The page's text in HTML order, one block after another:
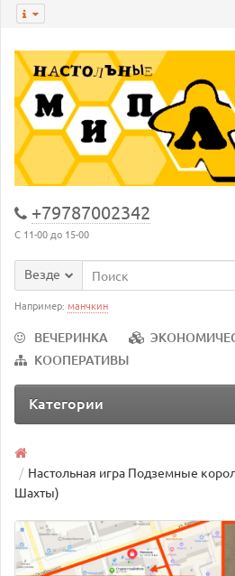
+79787002342
С 11-00 до 15-00
Везде
Например: манчкин
ВЕЧЕРИНКА
КООПЕРАТИВЫ
Категории
Настольная игра Подземные
Шахты)